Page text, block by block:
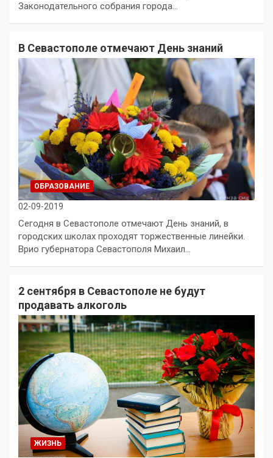
Законодательного собрания города…
В Севастополе отмечают День знаний
ОБРАЗОВАНИЕ
02-09-2019
Сегодня в Севастополе отмечают День знаний, в
городских школах проходят торжественные линейки.
Врио губернатора Севастополя Михаил…
2 сентября в Севастополе не будут
продавать алкоголь
ЖИЗНЬ